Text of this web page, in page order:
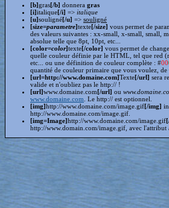
[b]gras[/b] donnera gras
[i]italique[/i] => italique
[u]souligné[/u] => souligné
[size=parametre]texte[/size] vous permet de
des valeurs suivantes : xx-small, x-small, small,
absolue telle que 8pt, 10pt, etc...
[color=color]texte[/color] vous permet de
quelle couleur définie par le HTML, tel que red
etc... ou une définition de couleur complète : #00
quantité de couleur primaire que vous voulez,
[url=http://www.domaine.com]Texte[/url] sera
valide et n'oubliez pas le http:// !
[url]www.domaine.com[/url] ou
www.domaine.com . Le http:// est optionnel.
[img]http://www.domaine.com/image.gif[/img]
http://www.domaine.com/image.gif.
[img=Image]http://www.domaine.com/image.gif
http://www.domain.com/image.gif, avec l'attribut